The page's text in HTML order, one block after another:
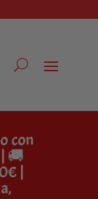
con
🚚
|